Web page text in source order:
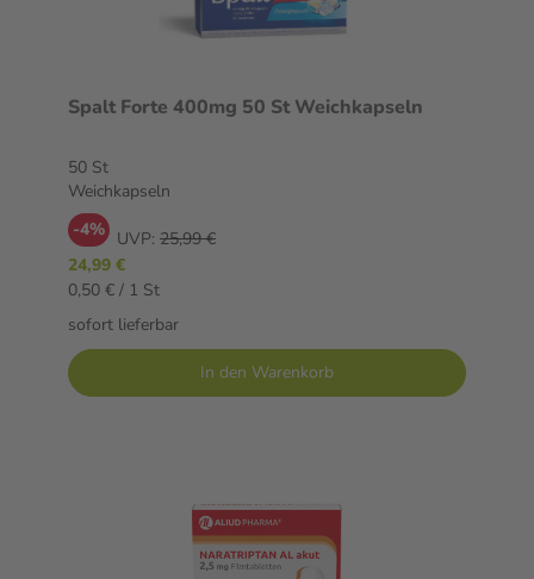
Spalt Forte 400mg 50 St Weichkapseln
50 St
Weichkapseln
-4% UVP: 25,99 €
24,99 €
0,50 € / 1 St
sofort lieferbar
In den Warenkorb